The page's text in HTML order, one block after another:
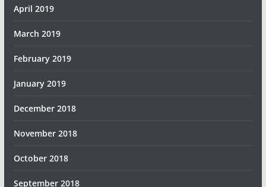
April 2019
March 2019
February 2019
January 2019
December 2018
November 2018
October 2018
September 2018